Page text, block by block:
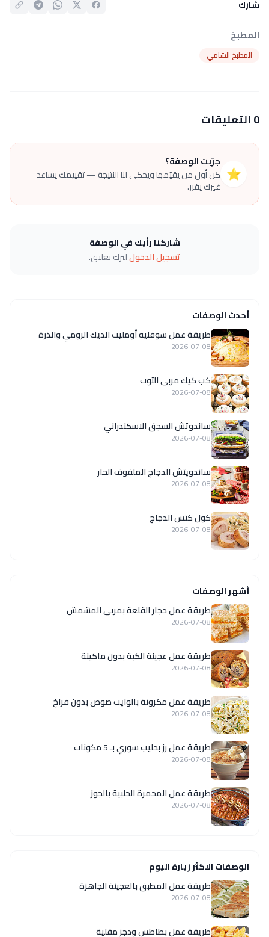
شارك
المطبخ
المطبخ الشامي
0 التعليقات
⭐
جرّبت الوصفة؟
كن أول من يقيّمها ويحكي لنا النتيجة — تقييمك يساعد
غيرك يقرر.
شاركنا رأيك في الوصفة
تسجيل الدخوللترك تعليق.
أحدث الوصفات
طريقة عمل سوفليه أومليت الديك الرومي والذرة
2026-07-08
كب كيك مربى التوت
2026-07-08
ساندوتش السجق الاسكندراني
2026-07-08
ساندويتش الدجاج الملفوف الحار
2026-07-08
كول كتس الدجاج
2026-07-08
أشهر الوصفات
طريقة عمل حجار القلعة بمربى المشمش
2026-07-08
طريقة عمل عجينة الكبة بدون ماكينة
2026-07-08
طريقة عمل مكرونة بالوايت صوص بدون فراخ
2026-07-08
طريقة عمل رز بحليب سوري بـ 5 مكونات
2026-07-08
طريقة عمل المحمرة الحلبية بالجوز
2026-07-08
الوصفات الاكثر زيارة اليوم
طريقة عمل المطبق بالعجينة الجاهزة
2026-07-08
طريقة عمل بطاطس ودجز مقلية